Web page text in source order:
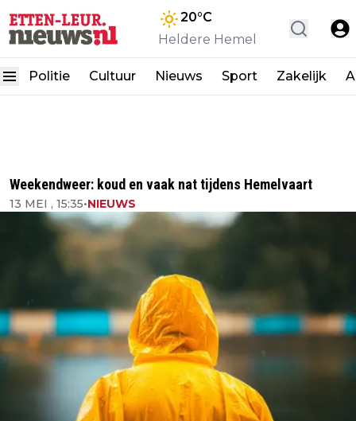
20°C
Heldere Hemel
Politie Cultuur Nieuws Sport Zakelijk
Weekendweer: koud en vaak nat tijdens Hemelvaart
13 MEI , 15:35•NIEUWS